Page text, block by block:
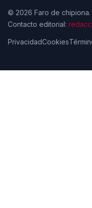
© 2026 Faro de
Contacto editorial:
PrivacidadCookies